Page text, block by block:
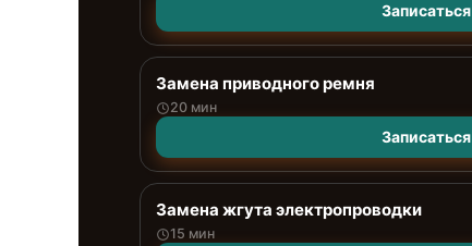
Записаться
Замена приводного ремня
20 мин
Записаться
Замена жгута электропроводки
15 мин